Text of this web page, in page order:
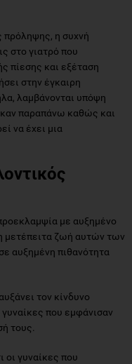
πρόληψης, η συχνή
στο γιατρό που
πίεσης και εξέταση
στην έγκαιρη
λαμβάνονται υπόψη
παραπάνω καθώς και
να έχει μια
με αυξημένο
μετέπειτα ζωή αυτών των
αυξημένη πιθανότητα
τον κίνδυνο
που εμφάνισαν
τους.
οι γυναίκες που